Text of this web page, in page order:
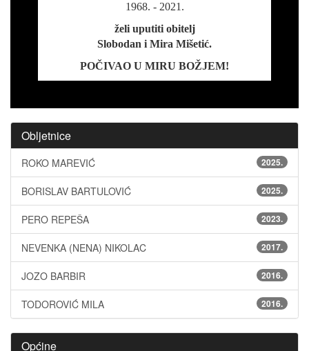
1968. - 2021.
želi uputiti obitelj
Slobodan i Mira Mišetić.
POČIVAO U MIRU BOŽJEM!
Obljetnice
ROKO MAREVIĆ 2025.
BORISLAV BARTULOVIĆ 2025.
PERO REPEŠA 2023.
NEVENKA (NENA) NIKOLAC 2017.
JOZO BARBIR 2016.
TODOROVIĆ MILA 2016.
Općine